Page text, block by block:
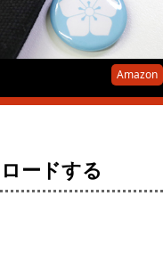
Amazon
ードする